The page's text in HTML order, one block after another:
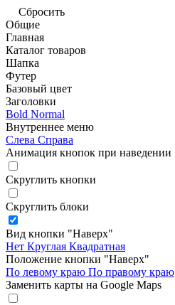
Сбросить
Общие
Главная
Каталог товаров
Шапка
Футер
Базовый цвет
Заголовки
Bold Normal
Внутреннее меню
Слева Справа
Анимация кнопок при наведении
Скруглить кнопки
Скруглить блоки
Вид кнопки "Наверх"
Нет Круглая Квадратная
Положение кнопки "Наверх"
По левому краю По правому краю
Заменить карты на Google Maps